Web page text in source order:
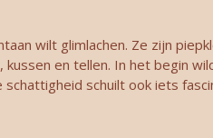
wilt glimlachen. Ze zijn
en tellen. In het begin
schuilt ook iets